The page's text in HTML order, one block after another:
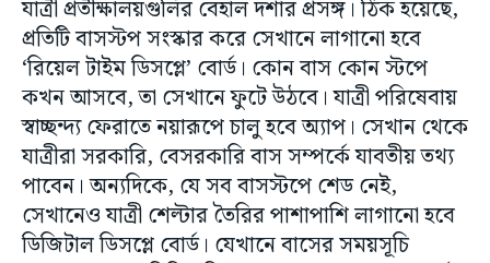
যাত্রী প্রতীক্ষালয়গুলির বেহাল দশার প্রসঙ্গ। ঠিক হয়েছে,
প্রতিটি বাসস্টপ সংস্কার করে সেখানে লাগানো হবে
‘রিয়েল টাইম ডিসপ্লে’ বোর্ড। কোন বাস কোন স্টপে
কখন আসবে, তা সেখানে ফুটে উঠবে। যাত্রী পরিষেবায়
স্বাচ্ছন্দ্য ফেরাতে নয়ারূপে চালু হবে অ্যাপ। সেখান থেকে
যাত্রীরা সরকারি, বেসরকারি বাস সম্পর্কে যাবতীয় তথ্য
পাবেন। অন্যদিকে, যে সব বাসস্টপে শেড নেই,
সেখানেও যাত্রী শেল্টার তৈরির পাশাপাশি লাগানো হবে
ডিজিটাল ডিসপ্লে বোর্ড। যেখানে বাসের সময়সূচি